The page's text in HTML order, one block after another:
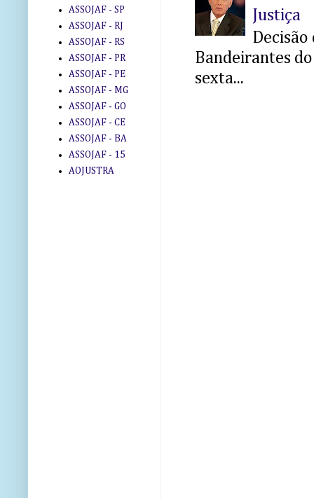
Justiça
Decisão
Bandeirantes
sexta...
ASSOJAF - SP
ASSOJAF - RJ
ASSOJAF - RS
ASSOJAF - PR
ASSOJAF - PE
ASSOJAF - MG
ASSOJAF - GO
ASSOJAF - CE
ASSOJAF - BA
ASSOJAF - 15
AOJUSTRA